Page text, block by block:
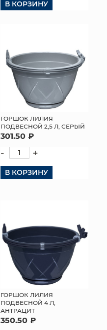
В КОРЗИНУ
ГОРШОК ЛИЛИЯ
ПОДВЕСНОЙ 2,5 Л, СЕРЫЙ
301.50 ₽
- +
В КОРЗИНУ
ГОРШОК ЛИЛИЯ
ПОДВЕСНОЙ 4 Л,
АНТРАЦИТ
350.50 ₽